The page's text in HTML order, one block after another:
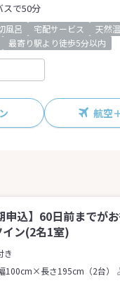
スで50分
風呂 宅配サービス 天然
最寄り駅より徒歩5分以内
航空
込】60日前までが
ン(2名1室)
き
100cm×長さ195cm（2台）